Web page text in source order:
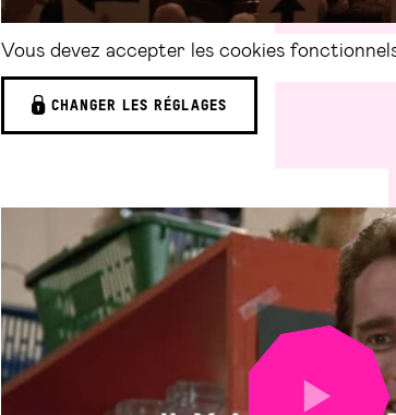
Vous devez accepter les cookies
CHANGER LES RÉGLAGES
LANCER